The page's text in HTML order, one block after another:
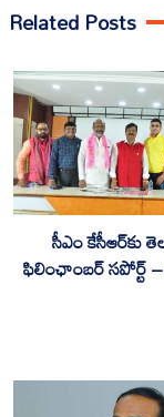
Related Posts
సీఎం కేసీఆర్‌కు
ఫిలింఛాంబ‌ర్ స‌పోర్ట్